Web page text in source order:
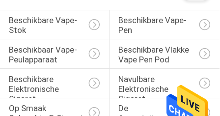
Beschikbare Vape-
Stok
Beschikbare Vape-
Pen
Beschikbaar Vape-
Peulapparaat
Beschikbare Vlakke
Vape Pen Pod
Beschikbare
Elektronische
Sigaret
Navulbare
Elektronische
Sigaret
Op Smaak
De